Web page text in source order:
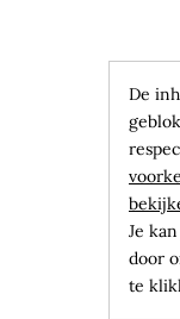
De
Je
door
te